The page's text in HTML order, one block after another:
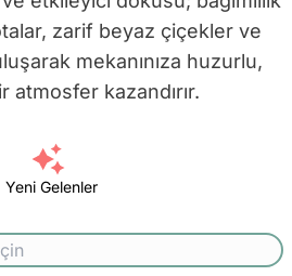
zarif beyaz çiçekler ve
mekanınıza huzurlu,
atmosfer kazandırır.
Yeni Gelenler